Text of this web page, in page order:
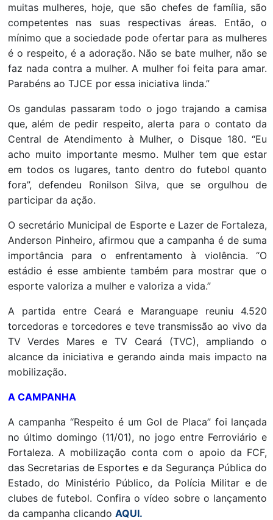
muitas mulheres, hoje, que são chefes de família, são
competentes nas suas respectivas áreas. Então, o
mínimo que a sociedade pode ofertar para as mulheres
é o respeito, é a adoração. Não se bate mulher, não se
faz nada contra a mulher. A mulher foi feita para amar.
Parabéns ao TJCE por essa iniciativa linda.”
Os gandulas passaram todo o jogo trajando a camisa
que, além de pedir respeito, alerta para o contato da
Central de Atendimento à Mulher, o Disque 180. “Eu
acho muito importante mesmo. Mulher tem que estar
em todos os lugares, tanto dentro do futebol quanto
fora”, defendeu Ronilson Silva, que se orgulhou de
participar da ação.
O secretário Municipal de Esporte e Lazer de Fortaleza,
Anderson Pinheiro, afirmou que a campanha é de suma
importância para o enfrentamento à violência. “O
estádio é esse ambiente também para mostrar que o
esporte valoriza a mulher e valoriza a vida.”
A partida entre Ceará e Maranguape reuniu 4.520
torcedoras e torcedores e teve transmissão ao vivo da
TV Verdes Mares e TV Ceará (TVC), ampliando o
alcance da iniciativa e gerando ainda mais impacto na
mobilização.
A CAMPANHA
A campanha “Respeito é um Gol de Placa” foi lançada
no último domingo (11/01), no jogo entre Ferroviário e
Fortaleza. A mobilização conta com o apoio da FCF,
das Secretarias de Esportes e da Segurança Pública do
Estado, do Ministério Público, da Polícia Militar e de
clubes de futebol. Confira o vídeo sobre o lançamento
da campanha clicando AQUI.